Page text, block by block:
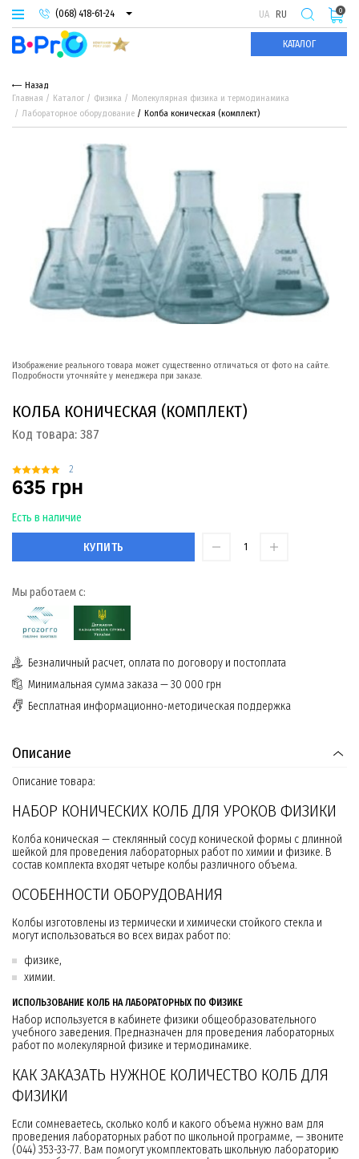
(068) 418-61-24
(093) 974-66-94
(095) 987-29-55
UA RU
КАТАЛОГ
0
Назад
Главная
Каталог Физика
Молекулярная физика и термодинамика
Лабораторное оборудование
Колба коническая (комплект)
Изображение реального товара может существенно отличаться от фото на сайте.
Подробности уточняйте у менеджера при заказе.
КОЛБА КОНИЧЕСКАЯ (КОМПЛЕКТ)
Код товара: 387
2
635 грн
Есть в наличие
КУПИТЬ
Мы работаем с:
Безналичный расчет, оплата по договору и постоплата
Минимальная сумма заказа — 30 000 грн
Бесплатная информационно-методическая поддержка
Описание
Описание товара:
НАБОР КОНИЧЕСКИХ КОЛБ ДЛЯ УРОКОВ ФИЗИКИ
Колба коническая — стеклянный сосуд конической формы с длинной
шейкой для проведения лабораторных работ по химии и физике. В
состав комплекта входят четыре колбы различного объема.
ОСОБЕННОСТИ ОБОРУДОВАНИЯ
Колбы изготовлены из термически и химически стойкого стекла и
могут использоваться во всех видах работ по:
физике,
химии.
ИСПОЛЬЗОВАНИЕ КОЛБ НА ЛАБОРАТОРНЫХ ПО ФИЗИКЕ
Набор используется в кабинете физики общеобразовательного
учебного заведения. Предназначен для проведения лабораторных
работ по молекулярной физике и термодинамике.
КАК ЗАКАЗАТЬ НУЖНОЕ КОЛИЧЕСТВО КОЛБ ДЛЯ
ФИЗИКИ
Если сомневаетесь, сколько колб и какого объема нужно вам для
проведения лабораторных работ по школьной программе, — звоните
(044) 353-33-77. Вам помогут укомплектовать школьную лабораторию